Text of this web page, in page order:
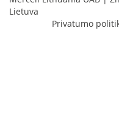
Lietuva
Privatumo